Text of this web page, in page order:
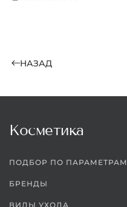
НАЗАД
Косметика
ПОДБОР ПО ПАРАМЕТРАМ
БРЕНДЫ
ВИДЫ УХОДА